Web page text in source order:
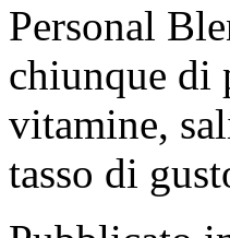
Personal
chiunque di
vitamine,
tasso di